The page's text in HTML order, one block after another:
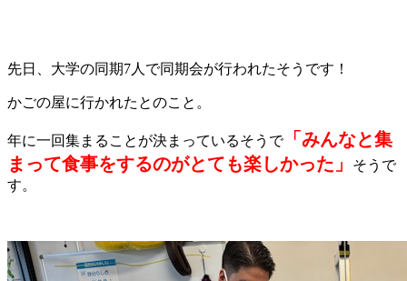
先日、大学の同期7人で同期会が行われたそうです！
かごの屋に行かれたとのこと。
年に一回集まることが決まっているそうで「みんなと集
まって食事をするのがとても楽しかった」
そうで
す。